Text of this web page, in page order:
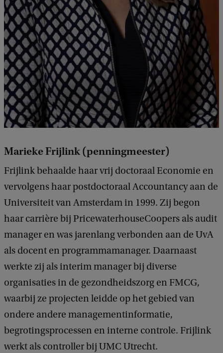
Marieke Frijlink (penningmeester)
Frijlink behaalde haar vrij doctoraal Economie en
vervolgens haar postdoctoraal Accountancy aan de
Universiteit van Amsterdam in 1999. Zij begon
haar carrière bij PricewaterhouseCoopers als audit
manager en was jarenlang verbonden aan de UvA
als docent en programmamanager. Daarnaast
werkte zij als interim manager bij diverse
organisaties in de gezondheidszorg en FMCG,
waarbij ze projecten leidde op het gebied van
ondere andere managementinformatie,
begrotingsprocessen en interne controle. Frijlink
werkt als controller bij UMC Utrecht.